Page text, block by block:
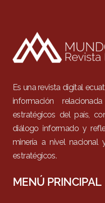
Es una revista digital
información
estratégicos del país,
diálogo informado y
minería a nivel
estratégicos.
MENÚ PRINCIPAL